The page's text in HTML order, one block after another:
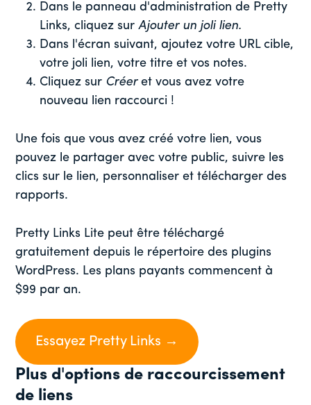
Dans le panneau d'administration de Pretty
Links, cliquez surAjouter un joli lien.
Dans l'écran suivant, ajoutez votre URL cible,
votre joli lien, votre titre et vos notes.
Cliquez sur Créeret vous avez votre
nouveau lien raccourci !
Une fois que vous avez créé votre lien, vous
pouvez le partager avec votre public, suivre les
clics sur le lien, personnaliser et télécharger des
rapports.
Pretty Links Lite peut être téléchargé
gratuitement depuis le répertoire des plugins
WordPress. Les plans payants commencent à
$99 par an.
Essayez Pretty Links →
Plus d'options de raccourcissement
de liens